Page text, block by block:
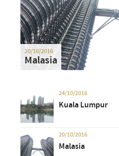
20/10/2016
Malasia
24/10/2016
Kuala Lumpur
20/10/2016
Malasia